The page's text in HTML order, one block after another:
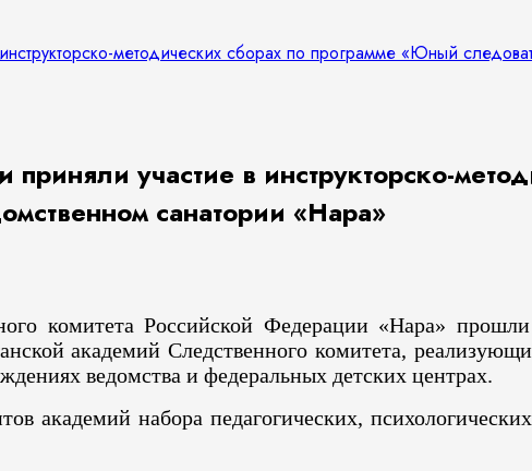
методических сборах по программе «Юный
участие в инструкторско-
санатории «Нара»
комитета Российской Федерации «Нара»
академий Следственного комитета,
ведомства и федеральных детских центрах.
академий набора педагогических,